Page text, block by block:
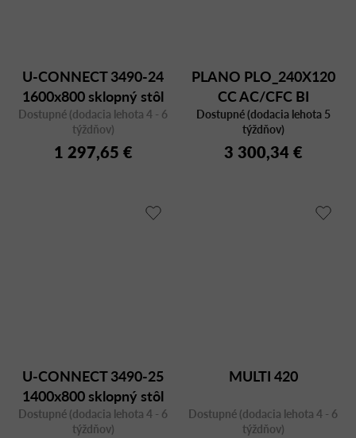
U-CONNECT 3490-24
1600x800 sklopný stôl
Dostupné (dodacia lehota 4 - 6
týždňov)
1 297,65 €
PLANO PLO_240X120
CC AC/CFC BI
Dostupné (dodacia lehota 5
týždňov)
3 300,34 €
U-CONNECT 3490-25
1400x800 sklopný stôl
Dostupné (dodacia lehota 4 - 6
týždňov)
MULTI 420
Dostupné (dodacia lehota 4 - 6
týždňov)